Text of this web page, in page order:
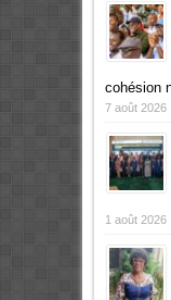
cohésion
7 août 2026
1 août 2026